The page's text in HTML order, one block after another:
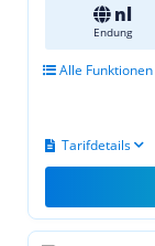
nl
Endung
Alle Funktionen
Tarifdetails